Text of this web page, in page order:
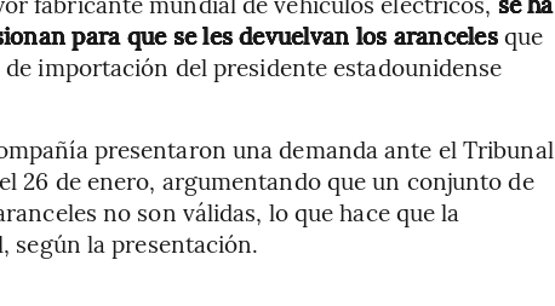
para que se les devuelvan los arancelesque
importación del presidente estadounidense
presentaron una demanda ante el Tribunal
26 de enero, argumentando que un conjunto de
no son válidas, lo que hace que la
según la presentación.